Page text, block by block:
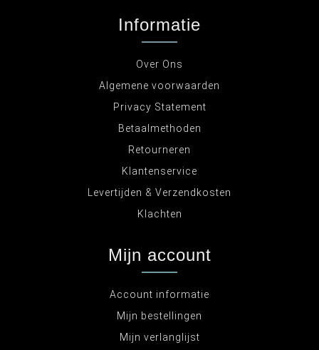
Informatie
Over Ons
Algemene voorwaarden
Privacy Statement
Betaalmethoden
Retourneren
Klantenservice
Levertijden & Verzendkosten
Klachten
Mijn account
Account informatie
Mijn bestellingen
Mijn verlanglijst